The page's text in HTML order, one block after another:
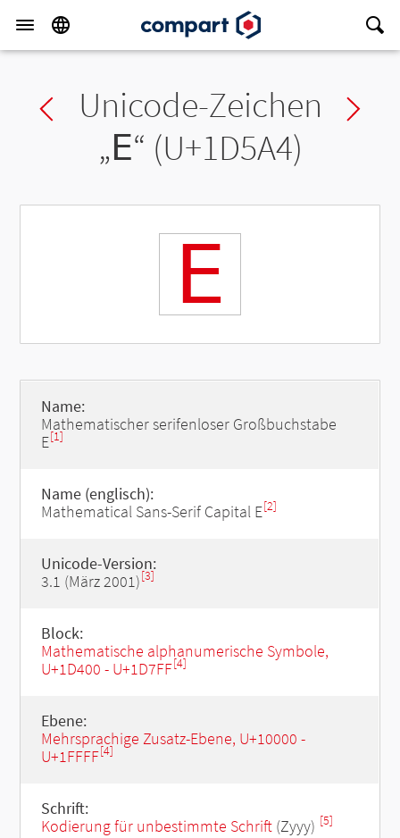
Previous char
Unicode-Zeichen
„𝖤“ (U+1D5A4)
𝖤
Name:
Mathematischer serifenloser Großbuchstabe
E[1]
Name (englisch):
Mathematical Sans-Serif Capital E[2]
Unicode-Version:
3.1 (März 2001)[3]
Block:
Mathematische alphanumerische Symbole,
U+1D400 - U+1D7FF[4]
Ebene:
Mehrsprachige Zusatz-Ebene, U+10000 -
U+1FFFF[4]
Schrift:
Kodierung für unbestimmte Schrift(Zyyy) [5]